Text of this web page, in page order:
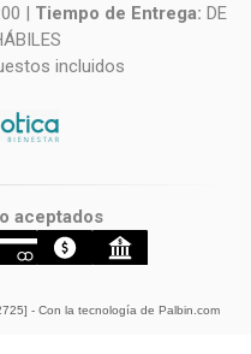
| Tiempo de Entrega: DE
incluidos
aceptados
- Con la tecnología de Palbin.com